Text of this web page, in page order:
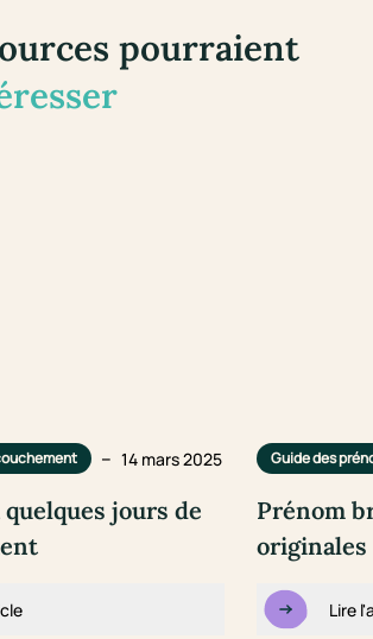
pourraient
– 14 mars 2025
quelques jours de
Guide des
Prénom
originales
Lire